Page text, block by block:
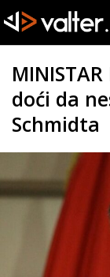
MINISTAR
doći da
Schmidta